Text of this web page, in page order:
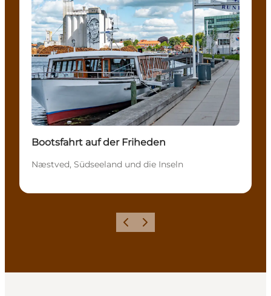
Bootsfahrt auf der Friheden
Næstved, Südseeland und die Inseln
ZurückWeiter